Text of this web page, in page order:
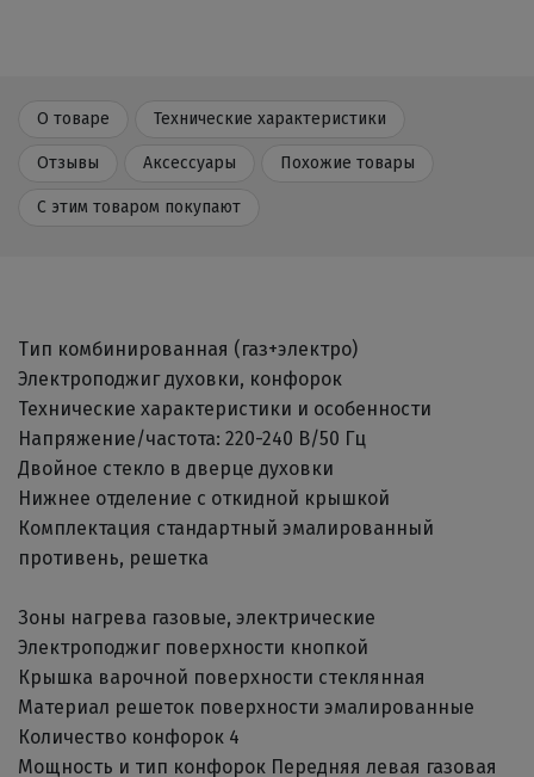
О товаре Технические характеристики
Отзывы Аксессуары Похожие товары
С этим товаром покупают
Тип комбинированная (газ+электро)
Электроподжиг духовки, конфорок
Технические характеристики и особенности
Напряжение/частота: 220-240 В/50 Гц
Двойное стекло в дверце духовки
Нижнее отделение с откидной крышкой
Комплектация стандартный эмалированный
противень, решетка
Зоны нагрева газовые, электрические
Электроподжиг поверхности кнопкой
Крышка варочной поверхности стеклянная
Материал решеток поверхности эмалированные
Количество конфорок 4
Мощность и тип конфорок Передняя левая газовая